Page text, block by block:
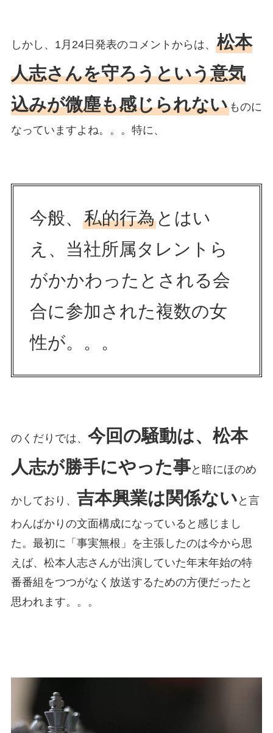
しかし、1月24日発表のコメントからは、 松本
人志さんを守ろうという意気
込みが微塵も感じられないものに
なっていますよね。。。特に、
今般、 私的行為とはい
え、当社所属タレントら
がかかわったとされる会
合に参加された複数の女
性が。。。
のくだりでは、 今回の騒動は、松本
人志が勝手にやった事と暗にほのめ
かしており、 吉本興業は関係ない と言
わんばかりの文面構成になっていると感じまし
た。最初に「事実無根」を主張したのは今から思
えば、松本人志さんが出演していた年末年始の特
番番組をつつがなく放送するための方便だったと
思われます。。。